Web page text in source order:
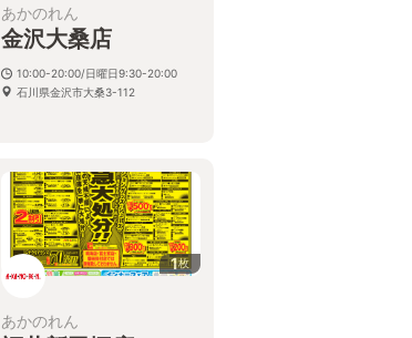
あかのれん
金沢大桑店
10:00-20:00/日曜日9:30-20:00
石川県金沢市大桑3-112
1枚
あかのれん